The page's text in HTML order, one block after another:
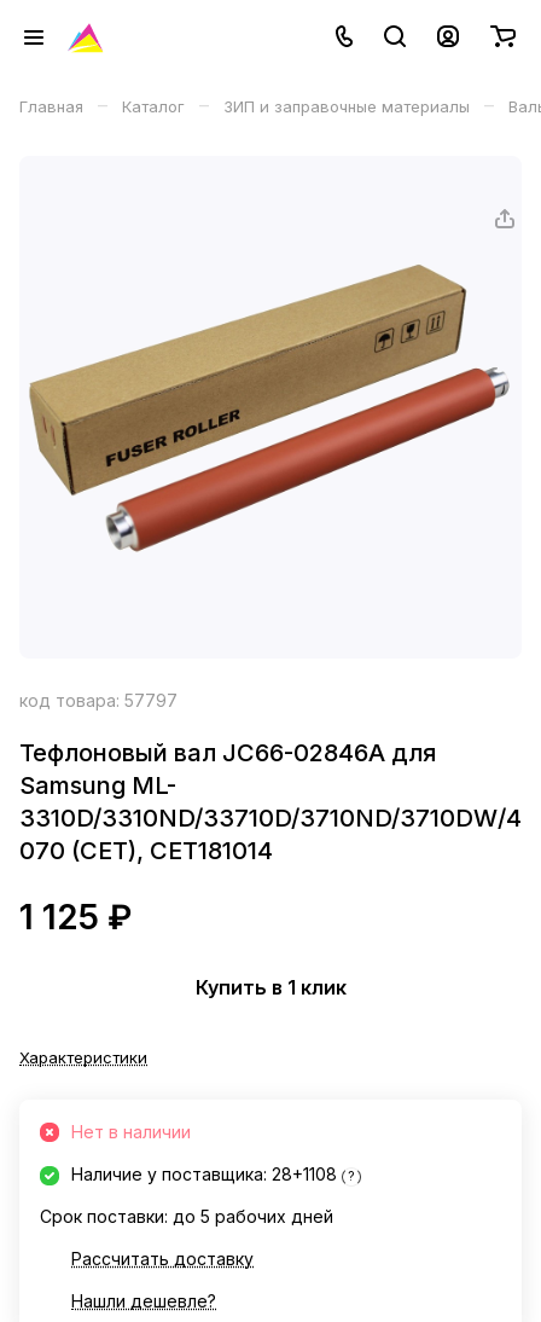
Главная – Каталог – ЗИП и заправочные материалы –
код товара: 57797
Тефлоновый вал JC66-02846A для
Samsung ML-
3310D/3310ND/33710D/3710ND/3710DW/4
070 (CET), CET181014
1 125 ₽
Купить в 1 клик
Характеристики
Нет в наличии
Наличие у поставщика: 28+1108 ?
Срок поставки: до 5 рабочих дней
Рассчитать доставку
Нашли дешевле?